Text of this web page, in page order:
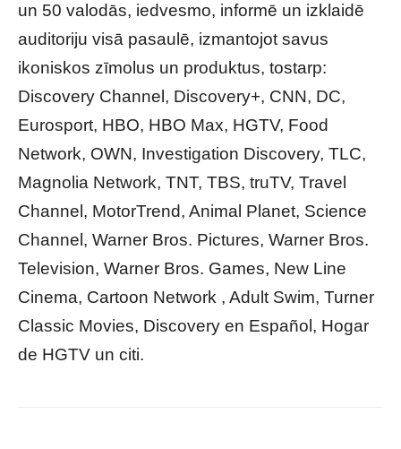
un 50 valodās, iedvesmo, informē un izklaidē
auditoriju visā pasaulē, izmantojot savus
ikoniskos zīmolus un produktus, tostarp:
Discovery Channel, Discovery+, CNN, DC,
Eurosport, HBO, HBO Max, HGTV, Food
Network, OWN, Investigation Discovery, TLC,
Magnolia Network, TNT, TBS, truTV, Travel
Channel, MotorTrend, Animal Planet, Science
Channel, Warner Bros. Pictures, Warner Bros.
Television, Warner Bros. Games, New Line
Cinema, Cartoon Network , Adult Swim, Turner
Classic Movies, Discovery en Español, Hogar
de HGTV un citi.